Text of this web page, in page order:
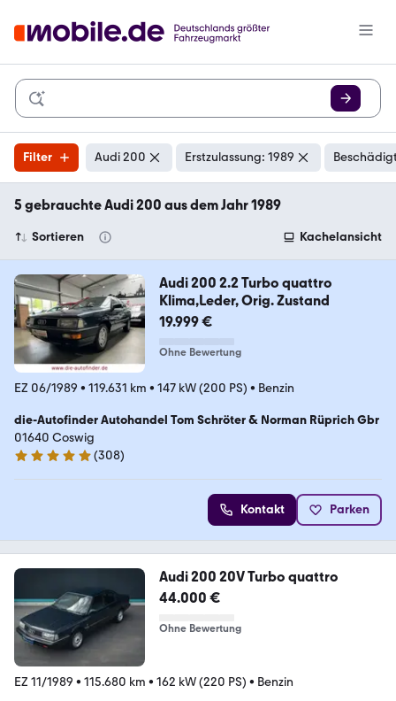
Filter Audi 200 Erstzulassung: 1989
5 gebrauchte Audi 200 aus dem Jahr 1989
Sortieren Kachelansicht
Audi 200 2.2 Turbo quattro
Klima,Leder, Orig. Zustand
19.999 €
Ohne Bewertung
EZ 06/1989 • 119.631 km • 147 kW (200 PS) • Benzin
die-Autofinder Autohandel Tom Schröter & Norman Rüprich Gbr
01640 Coswig
4.9 Sterne
(308)
Kontakt Parken
Audi 200 20V Turbo quattro
44.000 €
Ohne Bewertung
EZ 11/1989 • 115.680 km • 162 kW (220 PS) • Benzin